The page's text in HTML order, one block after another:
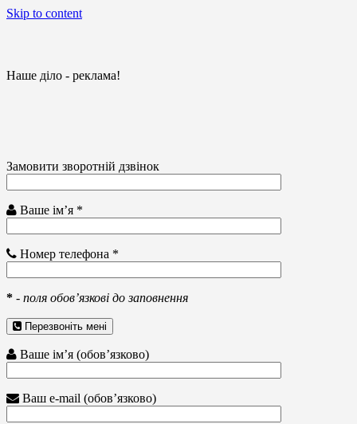
Skip to content
Наше діло - реклама!
Замовити зворотній дзвінок
Ваше ім’я *
Номер телефона *
* - поля обов’язкові до заповнення
Перезвоніть мені
Ваше ім’я (обов’язково)
Ваш e-mail (обов’язково)